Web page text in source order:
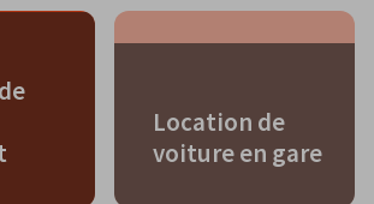
Location de
voiture en gare